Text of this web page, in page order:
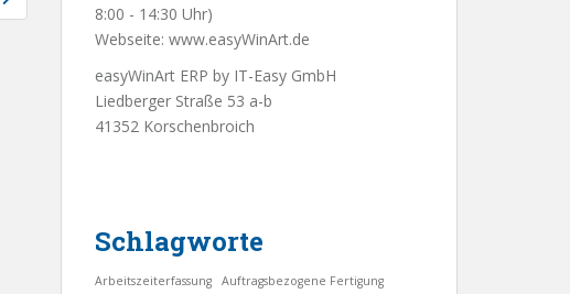
8:00 - 14:30 Uhr)
Webseite: www.easyWinArt.de
easyWinArt ERP by IT-Easy GmbH
Liedberger Straße 53 a-b
41352 Korschenbroich
Schlagworte
Arbeitszeiterfassung
Auftragsbezogene Fertigung